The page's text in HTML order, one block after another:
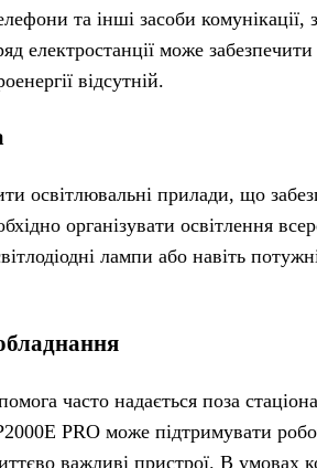
та інші засоби
електростанції може
відсутній.
освітлювальні прилади, що
організувати освітлення
лампи або навіть
часто надається поза
PRO може підтримувати
важливі пристрої. В